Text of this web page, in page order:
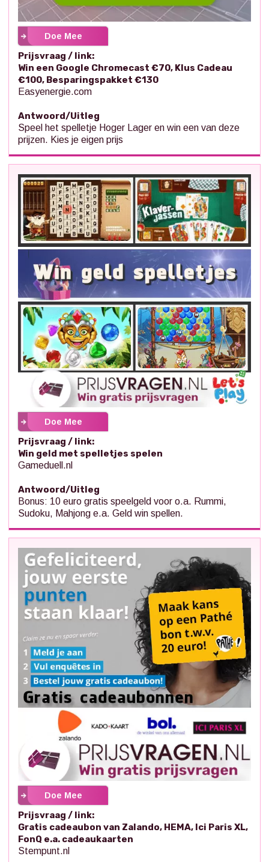
Doe Mee
Prijsvraag / link:
Win een Google Chromecast €70, Klus Cadeau
€100, Besparingspakket €130
Easyenergie.com
Antwoord/Uitleg
Speel het spelletje Hoger Lager en win een van deze
prijzen. Kies je eigen prijs
Doe Mee
Prijsvraag / link:
Win geld met spelletjes spelen
Gameduell.nl
Antwoord/Uitleg
Bonus: 10 euro gratis speelgeld voor o.a. Rummi,
Sudoku, Mahjong e.a. Geld win spellen.
Doe Mee
Prijsvraag / link:
Gratis cadeaubon van Zalando, HEMA, Ici Paris XL,
FonQ e.a. cadeaukaarten
Stempunt.nl